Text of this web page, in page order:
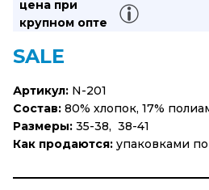
цена при
крупном опте
SALE
Артикул: N-201
Состав: 80% хлопок, 17%
Размеры: 35-38, 38-41
Как продаются: упаковками